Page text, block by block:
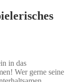
in das
Wer gerne seine